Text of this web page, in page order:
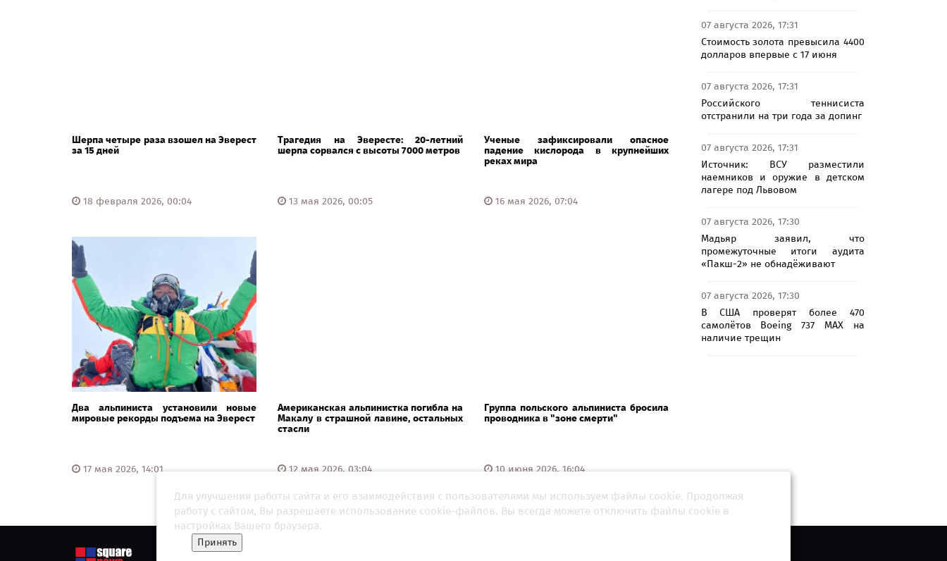
Шерпа четыре раза взошел на Эверест
за 15 дней
18 февраля 2026, 00:04
Трагедия на Эвересте: 20-летний
шерпа сорвался с высоты 7000 метров
13 мая 2026, 00:05
Ученые зафиксировали опасное
падение кислорода в крупнейших
реках мира
16 мая 2026, 07:04
Два альпиниста установили новые
мировые рекорды подъема на Эверест
17 мая 2026, 14:01
Американская альпинистка погибла на
Макалу в страшной лавине, остальных
стасли
12 мая 2026, 03:04
Группа польского альпиниста бросила
проводника в "зоне смерти"
10 июня 2026, 16:04
07 августа 2026, 17:31
Стоимость золота превысила 4400
долларов впервые с 17 июня
07 августа 2026, 17:31
Российского теннисиста
отстранили на три года за допинг
07 августа 2026, 17:31
Источник: ВСУ разместили
наемников и оружие в детском
лагере под Львовом
07 августа 2026, 17:30
Мадьяр заявил, что
промежуточные итоги аудита
«Пакш-2» не обнадёживают
07 августа 2026, 17:30
В США проверят более 470
самолётов Boeing 737 MAX на
наличие трещин
Для улучшения работы сайта и его взаимодействия с пользователями мы используем файлы cookie. Продолжая
работу с сайтом, Вы разрешаете использование cookie-файлов. Вы всегда можете отключить файлы cookie в
настройках Вашего браузера.
Принять